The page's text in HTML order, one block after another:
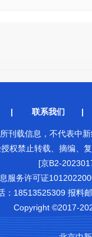
联系我们
刊载信息，不代表中
权禁止转载、摘编、
[京B2-
服务许可证
：18513525309 报料
Copyright ©2017-